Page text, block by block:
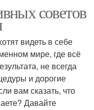
советов
видеть в себе
мире, где всё
не всегда
и дорогие
вам сказать, что
Давайте